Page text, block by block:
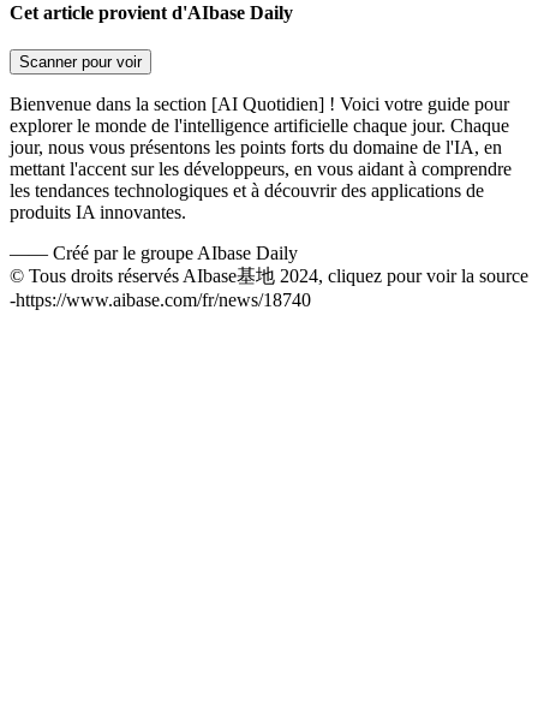
Cet article provient d'AIbase Daily
Scanner pour voir
Bienvenue dans la section [AI Quotidien] ! Voici votre guide pour
explorer le monde de l'intelligence artificielle chaque jour. Chaque
jour, nous vous présentons les points forts du domaine de l'IA, en
mettant l'accent sur les développeurs, en vous aidant à comprendre
les tendances technologiques et à découvrir des applications de
produits IA innovantes.
—— Créé par le groupe AIbase Daily
© Tous droits réservés AIbase基地 2024, cliquez pour voir la source
-https://www.aibase.com/fr/news/18740